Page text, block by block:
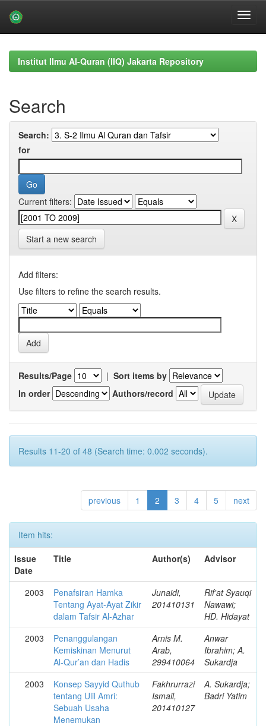
navigationInstitut Ilmu Al-Quran (IIQ) Jakarta Repository
Search
Search:
for
Current filters:
Start a new search
Add filters:
Use filters to refine the search results.
Results/Page | Sort items by
In order
Authors/record
Results 11-20 of 48 (Search time: 0.002 seconds).
previous 1 2 3 4 5 next
Item hits:
Issue
Date
Title Author(s) Advisor
2003
Penafsiran Hamka
Tentang Ayat-Ayat Zikir
dalam Tafsir Al-Azhar
Junaidi,
201410131
Rif'at Syauqi
Nawawi;
HD. Hidayat
2003
Penanggulangan
Kemiskinan Menurut
Al-Qur’an dan Hadis
Arnis M.
Arab,
299410064
Anwar
Ibrahim; A.
Sukardja
2003
Konsep Sayyid Quthub
tentang Ulil Amri:
Sebuah Usaha
Menemukan
Fakhrurrazi
Ismail,
201410127
A. Sukardja;
Badri Yatim